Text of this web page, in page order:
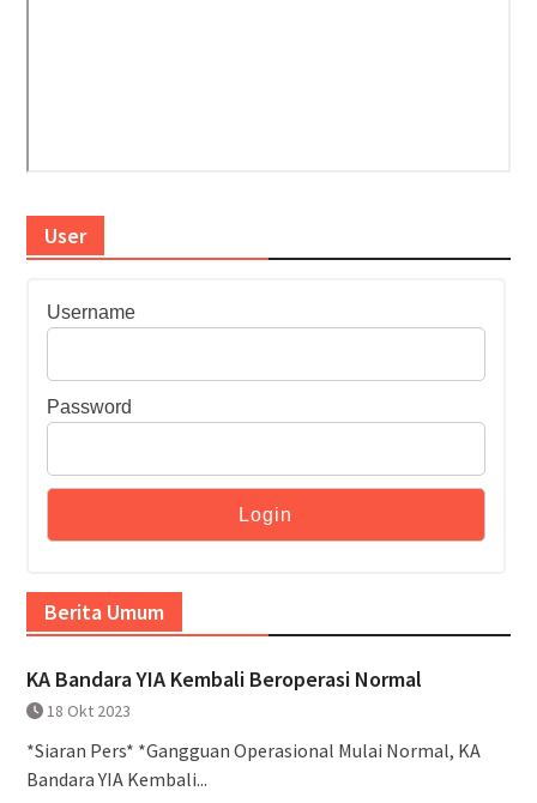
User
Username
Password
Berita Umum
KA Bandara YIA Kembali Beroperasi Normal
18 Okt 2023
*Siaran Pers* *Gangguan Operasional Mulai Normal, KA
Bandara YIA Kembali...